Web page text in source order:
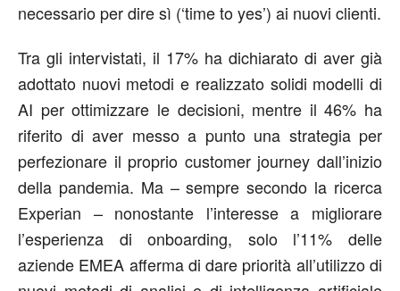
necessario per dire sì (‘time to yes’) ai nuovi clienti.
Tra gli intervistati, il 17% ha dichiarato di aver già
adottato nuovi metodi e realizzato solidi modelli di
AI per ottimizzare le decisioni, mentre il 46% ha
riferito di aver messo a punto una strategia per
perfezionare il proprio customer journey dall’inizio
della pandemia. Ma – sempre secondo la ricerca
Experian – nonostante l’interesse a migliorare
l’esperienza di onboarding, solo l’11% delle
aziende EMEA afferma di dare priorità all’utilizzo di